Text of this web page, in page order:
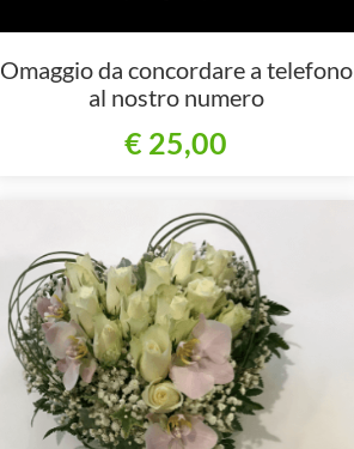
Omaggio da concordare a telefono
al nostro numero
€ 25,00